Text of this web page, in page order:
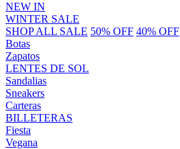
NEW IN
WINTER SALE
SHOP ALL SALE 50% OFF 40% OFF
Botas
Zapatos
LENTES DE SOL
Sandalias
Sneakers
Carteras
BILLETERAS
Fiesta
Vegana